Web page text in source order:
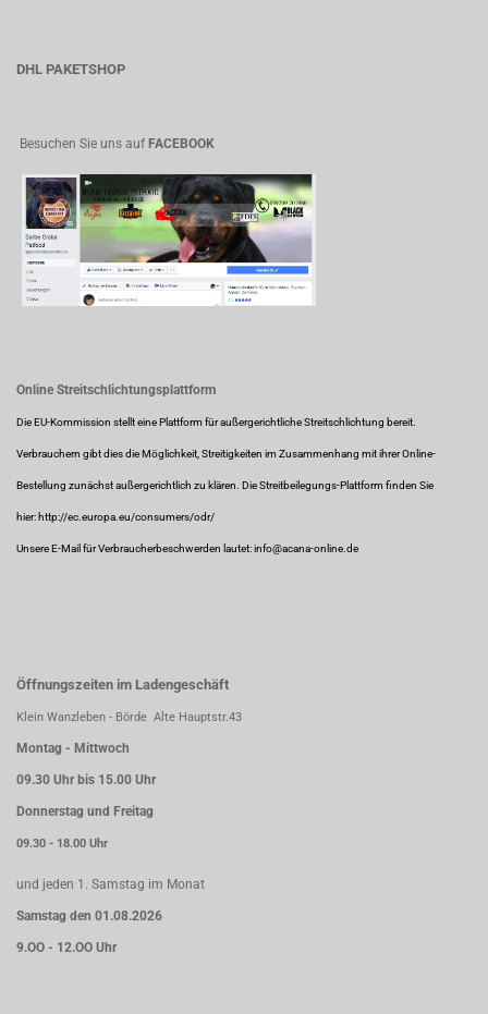
DHL PAKETSHOP
Besuchen Sie uns auf FACEBOOK
Online Streitschlichtungsplattform
Die EU-Kommission stellt eine Plattform für außergerichtliche Streitschlichtung bereit.
Verbrauchern gibt dies die Möglichkeit, Streitigkeiten im Zusammenhang mit ihrer Online-
Bestellung zunächst außergerichtlich zu klären. Die Streitbeilegungs-Plattform finden Sie
hier: http://ec.europa.eu/consumers/odr/
Unsere E-Mail für Verbraucherbeschwerden lautet: info@acana-online.de
Öffnungszeiten im Ladengeschäft
Klein Wanzleben - Börde Alte Hauptstr.43
Montag - Mittwoch
09.30 Uhr bis 15.00 Uhr
Donnerstag und Freitag
09.30 - 18.00 Uhr
und jeden 1. Samstag im Monat
Samstag den 01.08.2026
9.OO - 12.OO Uhr